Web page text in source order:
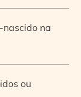
nascido na
ou